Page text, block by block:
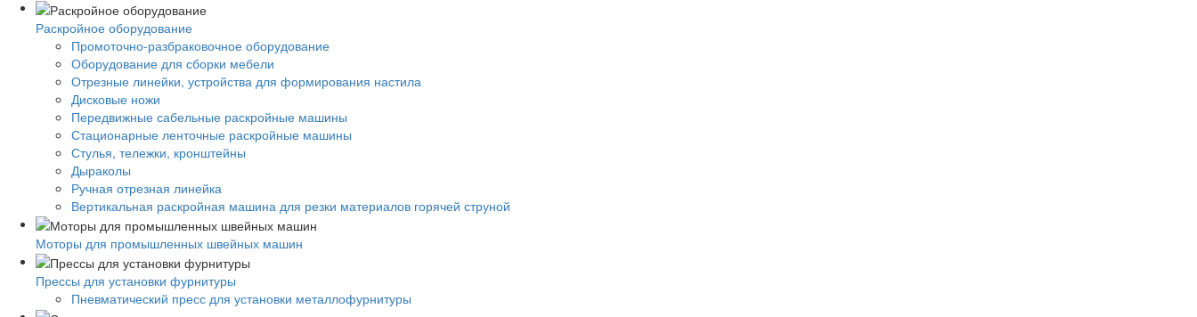
Раскройное оборудование
Промоточно-разбраковочное оборудование
Оборудование для сборки мебели
Отрезные линейки, устройства для формирования настила
Дисковые ножи
Передвижные сабельные раскройные машины
Стационарные ленточные раскройные машины
Стулья, тележки, кронштейны
Дыраколы
Ручная отрезная линейка
Вертикальная раскройная машина для резки материалов горячей струной
Моторы для промышленных швейных машин
Прессы для установки фурнитуры
Пневматический пресс для установки металлофурнитуры